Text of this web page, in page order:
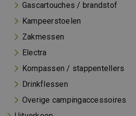
Gascartouches / brandstof
Kampeerstoelen
Zakmessen
Electra
Kompassen / stappentellers
Drinkflessen
Overige campingaccessoires